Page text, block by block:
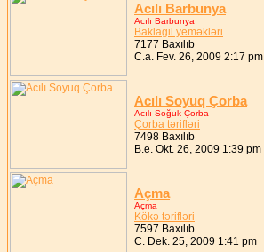
Acılı Barbunya
Acılı Barbunya
Baklagil yeməkləri
7177 Baxılıb
C.a. Fev. 26, 2009 2:17 pm
Acılı Soyuq Çorba
Acılı Soğuk Çorba
Çorba tərifləri
7498 Baxılıb
B.e. Okt. 26, 2009 1:39 pm
Açma
Açma
Kökə tərifləri
7597 Baxılıb
C. Dek. 25, 2009 1:41 pm